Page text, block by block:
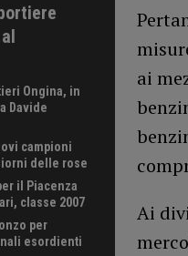
ai
Ai
Ongina, in
Davide
campioni
delle rose
il Piacenza
classe 2007
per
esordienti